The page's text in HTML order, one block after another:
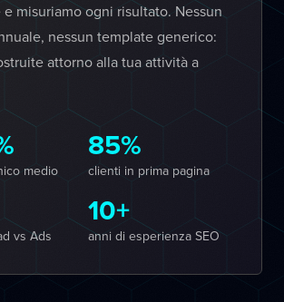
misuriamo ogni risultato. Nessun
nessun template generico:
attorno alla tua attività a
medio
85%
clienti in prima pagina
vs Ads
10+
anni di esperienza SEO